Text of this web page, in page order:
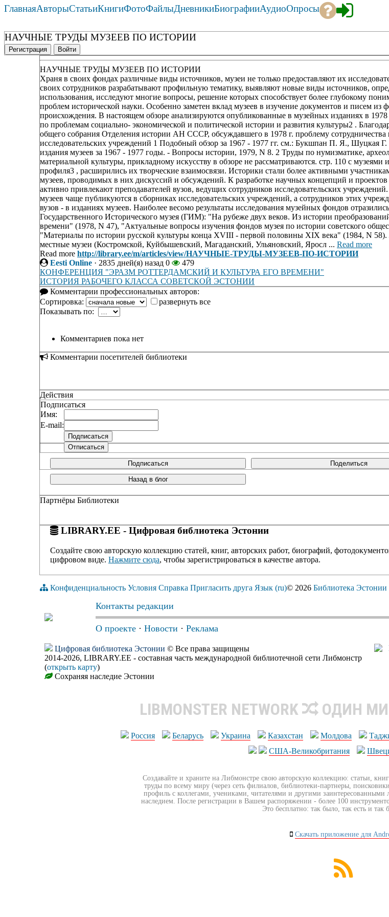
ГлавнаяАвторыСтатьиКнигиФотоФайлыДневникиБиографииАудиоОпросы
НАУЧНЫЕ ТРУДЫ МУЗЕЕВ ПО ИСТОРИИ
Регистрация Войти
НАУЧНЫЕ ТРУДЫ МУЗЕЕВ ПО ИСТОРИИ
Храня в своих фондах различные виды источников, музеи не только предоставляют их
своих сотрудников разрабатывают профильную тематику, выявляют новые виды источников,
использования, исследуют многие вопросы, решение которых способствует более глубокому
проблем исторической науки. Особенно заметен вклад музеев в изучение документов и писем из
происхождения. В настоящем обзоре анализируются опубликованные в музейных изданиях в 1978
по проблемам социально- экономической и политической истории и развития культуры2 .
общего собрания Отделения истории АН СССР, обсуждавшего в 1978 г. проблему сотрудничества
исследовательских учреждений 1 Подобный обзор за 1967 - 1977 гг. см.: Букшпан П. Я., Шуцкая
издания музеев за 1967 - 1977 годы. - Вопросы истории, 1979, N 8. 2 Труды по нумизматике,
материальной культуры, прикладному искусству в обзоре не рассматриваются. стр. 110 с музеями
профиля3 , расширились их творческие взаимосвязи. Историки стали более активными
музеев, проводимых в них дискуссий и обсуждений. К разработке научных концепций и
активно привлекают преподавателей вузов, ведущих сотрудников исследовательских
музеев чаще публикуются в сборниках исследовательских учреждений, а сотрудников этих
вузов - в изданиях музеев. Наиболее весомо результаты исследования музейных фондов
Государственного Исторического музея (ГИМ): "На рубеже двух веков. Из истории
времени" (1978, N 47), "Актуальные вопросы изучения фондов музея по истории советского
"Материалы по истории русской культуры конца XVIII - первой половины XIX века" (1984, N
местные музеи (Костромской, Куйбышевский, Магаданский, Ульяновский, Яросл ... Read more
Read more http://library.ee/m/articles/view/НАУЧНЫЕ-ТРУДЫ-МУЗЕЕВ-ПО-ИСТОРИИ
Eesti Online · 2835 дней(я) назад 0
479
КОНФЕРЕНЦИЯ "ЭРАЗМ РОТТЕРДАМСКИЙ И КУЛЬТУРА ЕГО ВРЕМЕНИ"
ИСТОРИЯ РАБОЧЕГО КЛАССА СОВЕТСКОЙ ЭСТОНИИ
Комментарии профессиональных авторов:
Сортировка:
развернуть все
Показывать по:
Комментариев пока нет
Комментарии посетителей библиотеки
Действия
Подписаться
Имя:
E-mail:
Подписаться Поделиться
Назад в блог
Партнёры Библиотеки
LIBRARY.EE - Цифровая библиотека Эстонии
Создайте свою авторскую коллекцию статей, книг, авторских работ, биографий,
цифровом виде. Нажмите сюда, чтобы зарегистрироваться в качестве автора.
Конфиденциальность Условия Справка Пригласить друга Язык (ru)© 2026 Библиотека Эстонии
Контакты редакции
О проекте · Новости · Реклама
Цифровая библиотека Эстонии © Все права защищены
2014-2026, LIBRARY.EE - составная часть международной библиотечной сети Либмонстр
(открыть карту)
Сохраняя наследие Эстонии
LIBMONSTER NETWORK ОДИН
Россия Беларусь Украина Казахстан Молдова
США-Великобритания
Создавайте и храните на Либмонстре свою авторскую коллекцию: статьи,
труды по всему миру (через сеть филиалов, библиотеки-партнеры,
профиль с коллегами, учениками, читателями и другими
наследием. После регистрации в Вашем распоряжении - более 100
Это бесплатно: так было, так есть и так
Скачать приложение для